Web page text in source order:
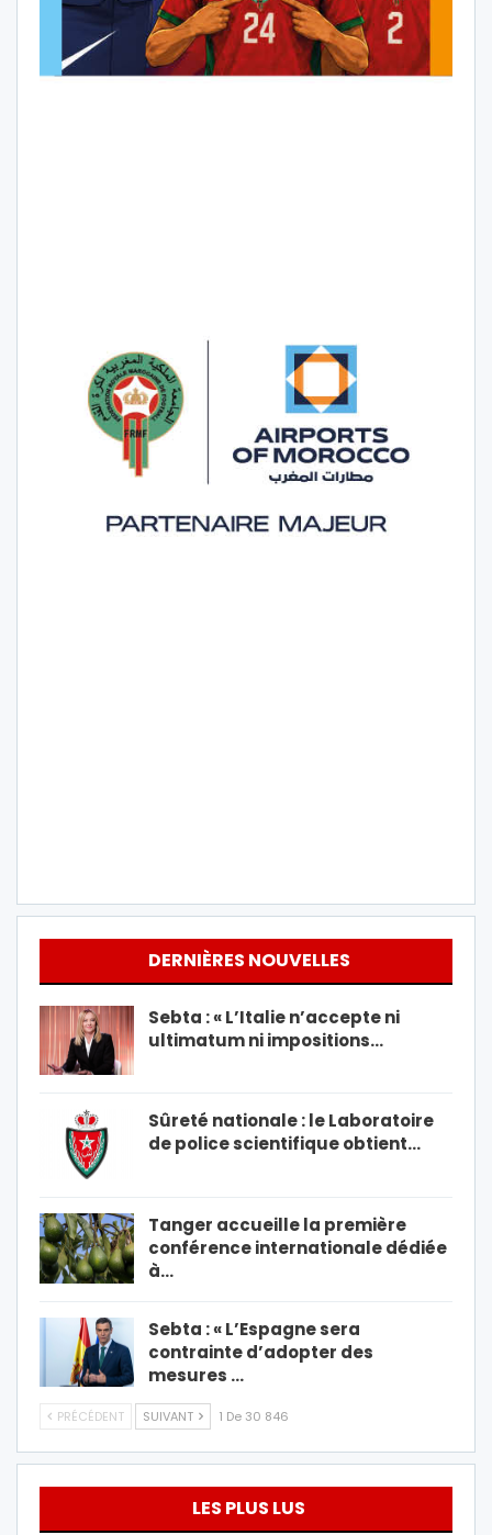
DERNIÈRES NOUVELLES
Sebta : « L’Italie n’accepte ni
ultimatum ni impositions…
Sûreté nationale : le Laboratoire
de police scientifique obtient…
Tanger accueille la première
conférence internationale dédiée
à…
Sebta : « L’Espagne sera
contrainte d’adopter des
mesures …
PRÉCÉDENT SUIVANT 1 De 30 846
LES PLUS LUS